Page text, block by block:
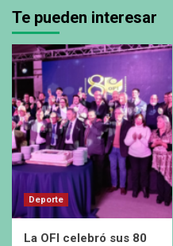
Te pueden interesar
Deporte
La OFI celebró sus 80